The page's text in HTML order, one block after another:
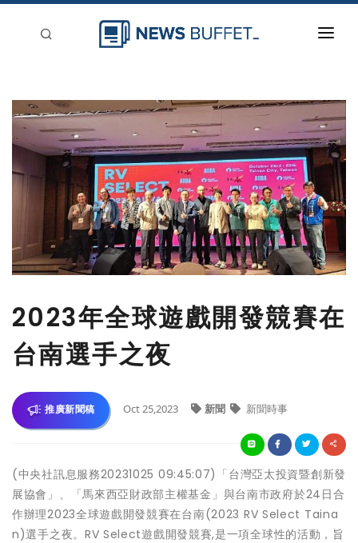
新聞稿分類
登入
2023年全球遊戲開發競賽在
台南選手之夜
推廣新聞稿 Oct 25,2023 新聞 新聞時事
(中央社訊息服務20231025 09:45:07)「台灣亞太投資暨創新發
展協會」、「馬來西亞財政部主權基金」與台南市政府於24日合
作辦理2023全球遊戲開發競賽在台南(2023 RV Select Taina
n)選手之夜。RV Select遊戲開發競賽,是一項全球性的活動，旨